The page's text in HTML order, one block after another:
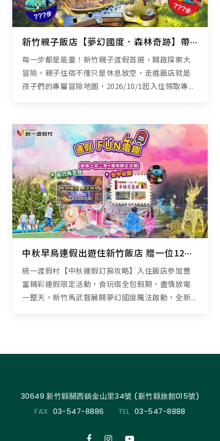
新竹親子飯店【夢幻國度．森林奇跡】帶孩子漫步山林、設施闖關抽奇跡扭蛋！
每一步都是能量！新竹親子渡假首選，開啟探索大
冒險。親子住宿不僅只是休息放空，走進飯店就是
孩子們的專屬冒險地圖，2026/10/1起入住領取專...
中秋早鳥連假出遊住新竹飯店 贈一位12歲以下兒童免費住
統一渡假村【中秋連假訂房攻略】入住飯店參加豐
富精彩連假限定活動，食玩宿全包假期，盡情放電
一整天，新竹馬武督展開夢幻國度魔法啟動，全新...
30649 新竹縣關西鎮金山里34號 (新竹縣旅館015號)
FAX 03-547-8886 TEL 03-547-8888